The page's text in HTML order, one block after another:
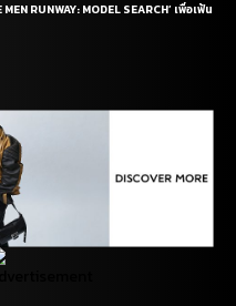
RUNWAY: MODEL SEARCH’ เพื่อเฟ้น